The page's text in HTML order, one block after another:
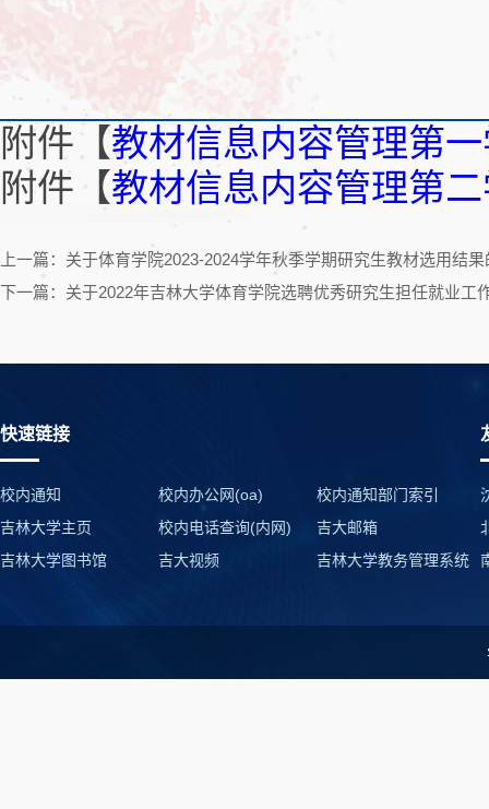
附件【教材信息内容管理第
附件【教材信息内容管理第
上一篇：关于体育学院2023-2024学年秋季学期研究生教材选用结
下一篇：关于2022年吉林大学体育学院选聘优秀研究生担任就业工
快速链接
校内通知 校内办公网(oa)
校内通知部门索引
吉林大学主页
校内电话查询(内网)
吉大邮箱
吉林大学图书馆
吉大视频 吉林大学教务管理系统